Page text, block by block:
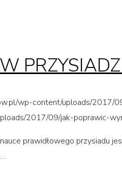
wp-content/uploads/2017/
2017/09/jak-poprawic-
prawidłowego przysiadu